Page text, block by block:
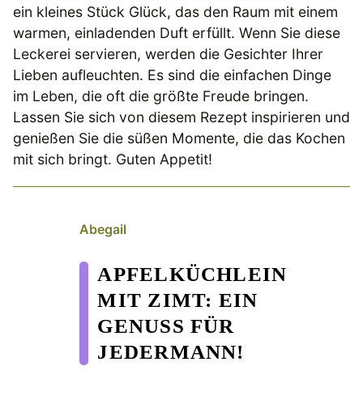
ein kleines Stück Glück, das den Raum mit einem
warmen, einladenden Duft erfüllt. Wenn Sie diese
Leckerei servieren, werden die Gesichter Ihrer
Lieben aufleuchten. Es sind die einfachen Dinge
im Leben, die oft die größte Freude bringen.
Lassen Sie sich von diesem Rezept inspirieren und
genießen Sie die süßen Momente, die das Kochen
mit sich bringt. Guten Appetit!
Abegail
APFELKÜCHLEIN
MIT ZIMT: EIN
GENUSS FÜR
JEDERMANN!